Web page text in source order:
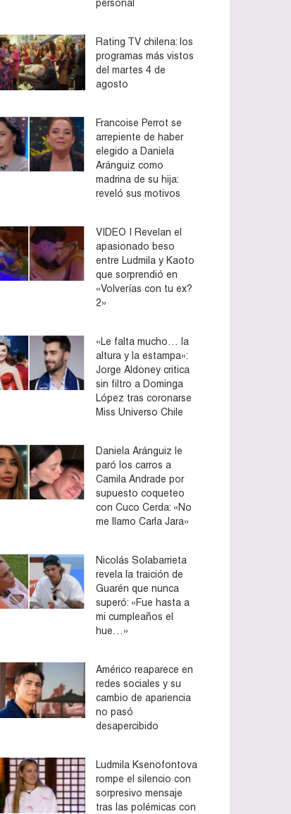
personal
Rating TV chilena: los
programas más vistos
del martes 4 de
agosto
Francoise Perrot se
arrepiente de haber
elegido a Daniela
Aránguiz como
madrina de su hija:
reveló sus motivos
VIDEO | Revelan el
apasionado beso
entre Ludmila y Kaoto
que sorprendió en
«Volverías con tu ex?
2»
«Le falta mucho… la
altura y la estampa»:
Jorge Aldoney critica
sin filtro a Dominga
López tras coronarse
Miss Universo Chile
Daniela Aránguiz le
paró los carros a
Camila Andrade por
supuesto coqueteo
con Cuco Cerda: «No
me llamo Carla Jara»
Nicolás Solabarrieta
revela la traición de
Guarén que nunca
superó: «Fue hasta a
mi cumpleaños el
hue…»
Américo reaparece en
redes sociales y su
cambio de apariencia
no pasó
desapercibido
Ludmila Ksenofontova
rompe el silencio con
sorpresivo mensaje
tras las polémicas con